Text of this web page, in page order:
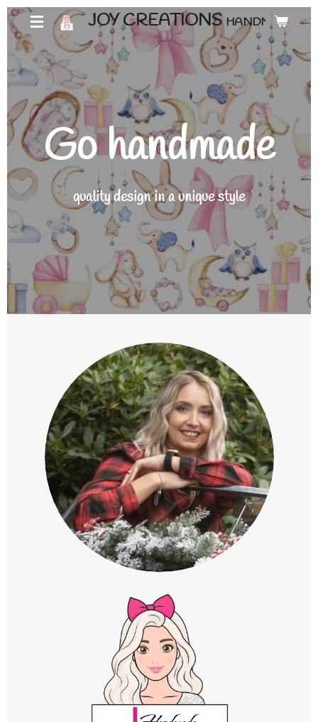
Ga
direct
naar
de
hoofdinhoud
JOY CREATIONS HANDMADE ♡
Go handmade
quality design in a unique style